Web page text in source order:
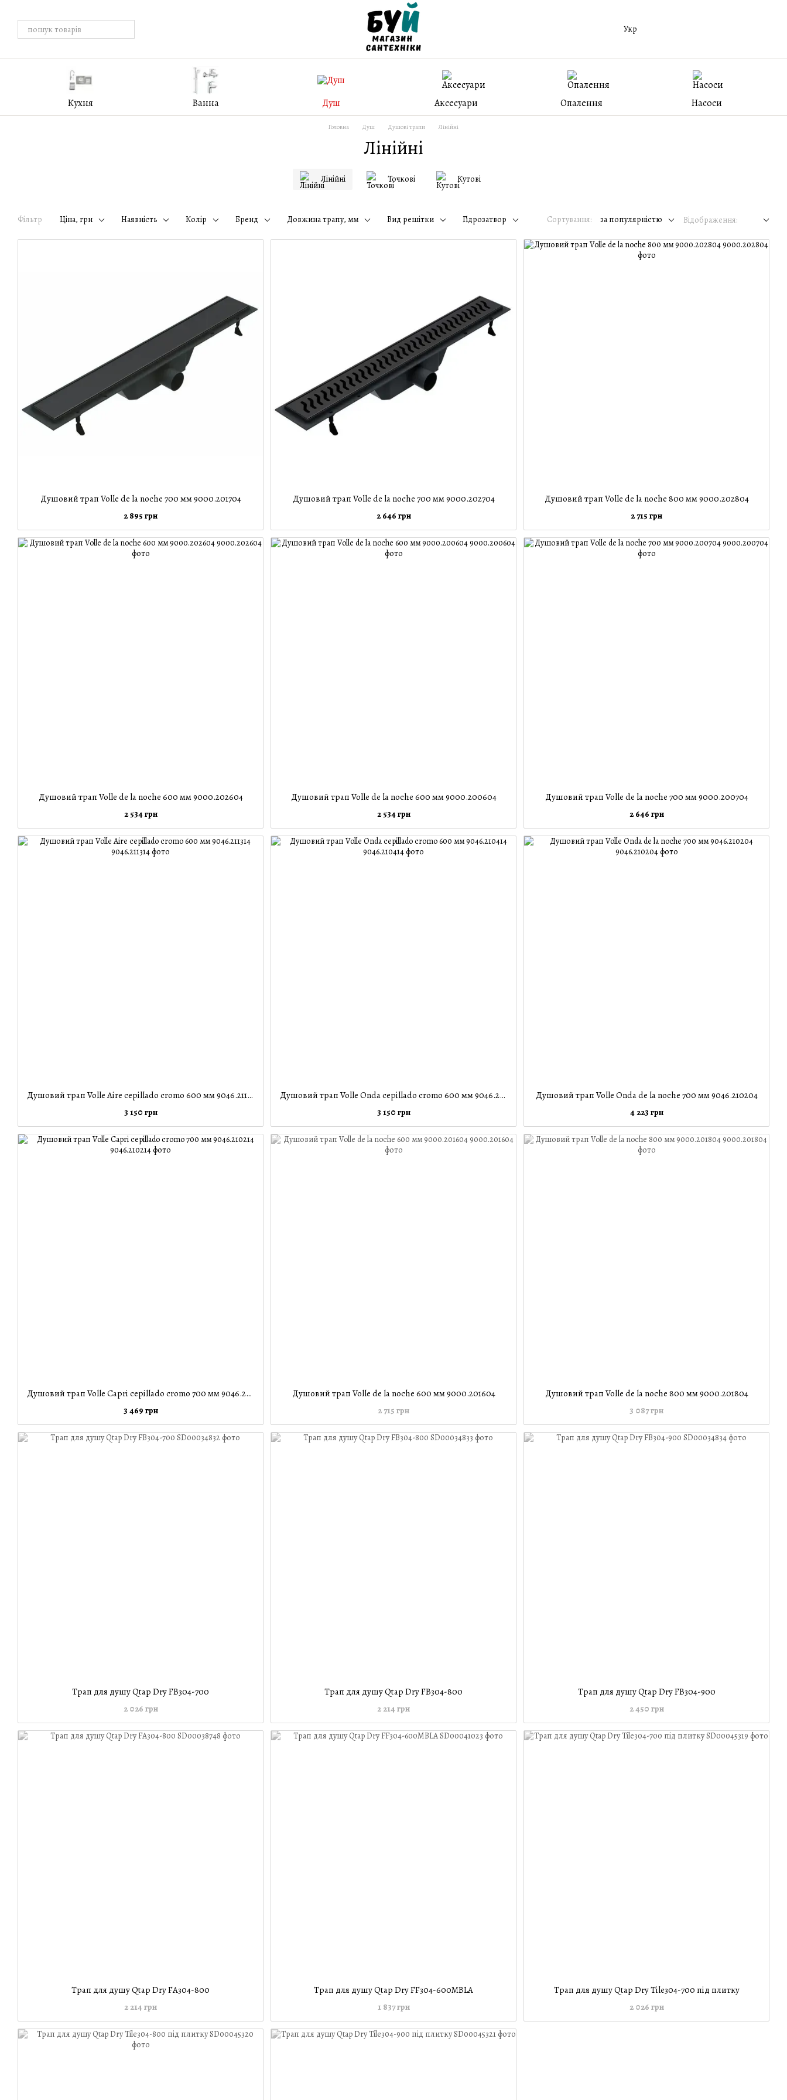
Укр
Кухня Ванна Душ Аксесуари Опалення Насоси
Головна Душ Душові трапи Лінійні
Лінійні
Лінійні Точкові Кутові
Фільтр Ціна, грн Наявність Колір Бренд Довжина трапу, мм Вид решітки Гідрозатвор Сортування: за популярністю Відображення:
Душовий трап Volle de la noche 700 мм 9000.201704
2 895 грн
Душовий трап Volle de la noche 700 мм 9000.202704
2 646 грн
Душовий трап Volle de la noche 800 мм 9000.202804
2 715 грн
Душовий трап Volle de la noche 600 мм 9000.202604
2 534 грн
Душовий трап Volle de la noche 600 мм 9000.200604
2 534 грн
Душовий трап Volle de la noche 700 мм 9000.200704
2 646 грн
Душовий трап Volle Aire cepillado cromo 600 мм 9046.211314
3 150 грн
Душовий трап Volle Onda cepillado cromo 600 мм 9046.210414
3 150 грн
Душовий трап Volle Onda de la noche 700 мм 9046.210204
4 223 грн
Душовий трап Volle Capri cepillado cromo 700 мм 9046.210214
3 469 грн
Душовий трап Volle de la noche 600 мм 9000.201604
2 715 грн
Душовий трап Volle de la noche 800 мм 9000.201804
3 087 грн
Трап для душу Qtap Dry FB304-700
2 026 грн
Трап для душу Qtap Dry FB304-800
2 214 грн
Трап для душу Qtap Dry FB304-900
2 450 грн
Трап для душу Qtap Dry FA304-800
2 214 грн
Трап для душу Qtap Dry FF304-600MBLA
1 837 грн
Трап для душу Qtap Dry Tile304-700 під плитку
2 026 грн